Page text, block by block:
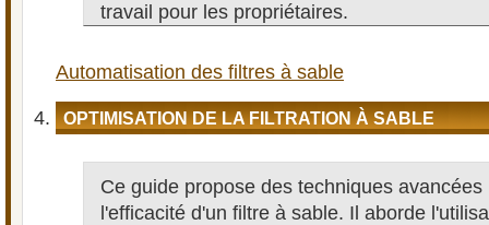
travail pour les propriétaires.
Automatisation des filtres à sable
OPTIMISATION DE LA FILTRATION À SABLE
Ce guide propose des techniques
l'efficacité d'un filtre à sable. Il aborde